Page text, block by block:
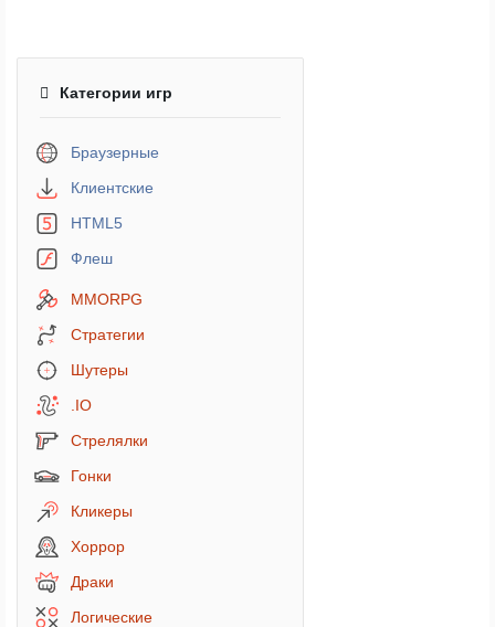
Категории игр
Браузерные
Клиентские
HTML5
Флеш
MMORPG
Стратегии
Шутеры
.IO
Стрелялки
Гонки
Кликеры
Хоррор
Драки
Логические